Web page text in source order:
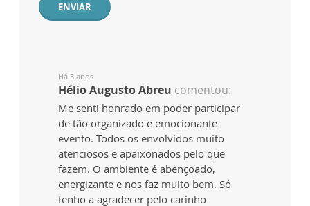
ENVIAR
Há 3 anos
Hélio Augusto Abreu comentou:
Me senti honrado em poder participar
de tão organizado e emocionante
evento. Todos os envolvidos muito
atenciosos e apaixonados pelo que
fazem. O ambiente é abençoado,
energizante e nos faz muito bem. Só
tenho a agradecer pelo carinho